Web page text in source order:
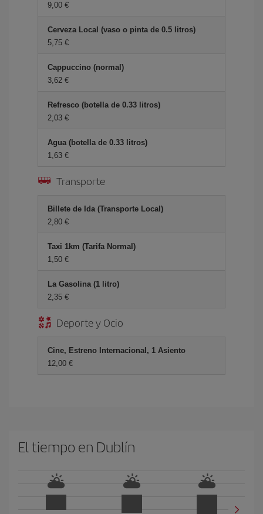
9,00 €
Cerveza Local (vaso o pinta de 0.5 litros)
5,75 €
Cappuccino (normal)
3,62 €
Refresco (botella de 0.33 litros)
2,03 €
Agua (botella de 0.33 litros)
1,63 €
Transporte
Billete de Ida (Transporte Local)
2,80 €
Taxi 1km (Tarifa Normal)
1,50 €
La Gasolina (1 litro)
2,35 €
Deporte y Ocio
Cine, Estreno Internacional, 1 Asiento
12,00 €
El tiempo en Dublín